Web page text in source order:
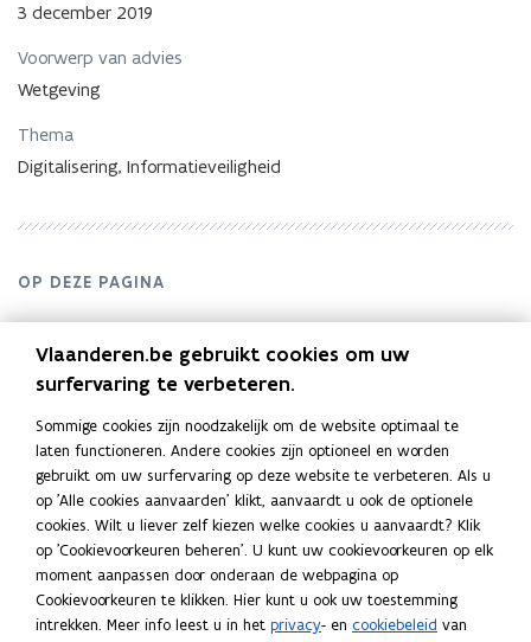
VTC
2019/004
3 december 2019
Voorwerp van advies
Wetgeving
Thema
Digitalisering, Informatieveiligheid
OP DEZE PAGINA
Omschrijving
Bestanden
Omschrijving
Advies Vlaamse Toezichtcommissie nr. 2019/04 en 05 van 3
december 2019 betreffende veiligheidsmaatregelen
voorgesteld door het agentschap Facilitair Bedrijf (FB) tegen
ongeoorloofde toegang tot persoonsgegevens voor Microsoft
Azure en Microsoft PowerApps.
Vlaanderen.be gebruikt cookies om uw
surfervaring te verbeteren.
Sommige cookies zijn noodzakelijk om de website optimaal te
laten functioneren. Andere cookies zijn optioneel en worden
gebruikt om uw surfervaring op deze website te verbeteren. Als u
op 'Alle cookies aanvaarden' klikt, aanvaardt u ook de optionele
cookies. Wilt u liever zelf kiezen welke cookies u aanvaardt? Klik
op 'Cookievoorkeuren beheren'. U kunt uw cookievoorkeuren op elk
moment aanpassen door onderaan de webpagina op
Cookievoorkeuren te klikken. Hier kunt u ook uw toestemming
intrekken. Meer info leest u in het privacy- en cookiebeleid van